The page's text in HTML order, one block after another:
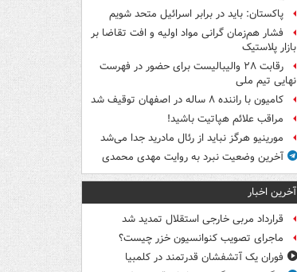
پاکستان: باید در برابر اسرائیل متحد شویم
فشار هم‌زمان گرانی مواد اولیه و افت تقاضا بر
بازار پلاستیک
رقابت ۲۸ والیبالیست برای حضور در فهرست
نهایی تیم ملی
کامیون با راننده ۸ ساله در اصفهان توقیف شد
مراقب علائم هپاتیت باشید!
مورینیو هرگز نباید از رئال مادرید جدا می‌شد
آخرین وضعیت نبرد به روایت مهدی محمدی
آخرین اخبار
قرارداد مربی خارجی استقلال تمدید شد
ماجرای تصویب کنوانسیون خزر چیست؟
فوران یک آتشفشان قدرتمند در کلمبیا